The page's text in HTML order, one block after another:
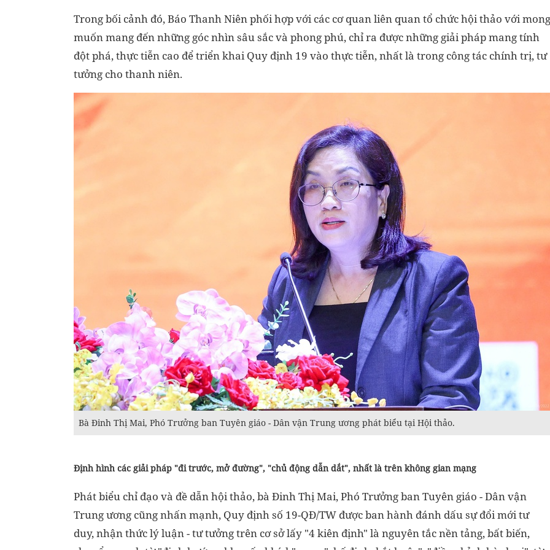
Trong bối cảnh đó, Báo Thanh Niên phối hợp với các cơ quan liên quan tổ chức hội thảo với mong
muốn mang đến những góc nhìn sâu sắc và phong phú, chỉ ra được những giải pháp mang tính
đột phá, thực tiễn cao để triển khai Quy định 19 vào thực tiễn, nhất là trong công tác chính trị, tư
tưởng cho thanh niên.
Bà Đinh Thị Mai, Phó Trưởng ban Tuyên giáo - Dân vận Trung ương phát biểu tại Hội thảo.
Định hình các giải pháp "đi trước, mở đường", "chủ động dẫn dắt", nhất là trên không gian mạng
Phát biểu chỉ đạo và đề dẫn hội thảo, bà Đinh Thị Mai, Phó Trưởng ban Tuyên giáo - Dân vận
Trung ương cũng nhấn mạnh, Quy định số 19-QĐ/TW được ban hành đánh dấu sự đổi mới tư
duy, nhận thức lý luận - tư tưởng trên cơ sở lấy "4 kiên định" là nguyên tắc nền tảng, bất biến,